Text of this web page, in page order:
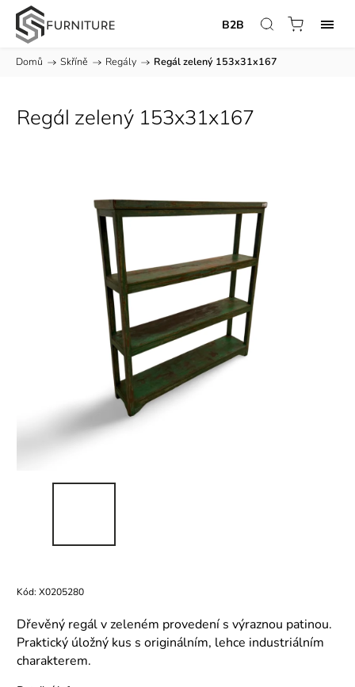
B2B
Domů / Skříně / Regály / Regál zelený 153x31x167
Regál zelený 153x31x167
Kód: X0205280
Dřevěný regál v zeleném provedení s výraznou patinou.
Praktický úložný kus s originálním, lehce industriálním
charakterem.